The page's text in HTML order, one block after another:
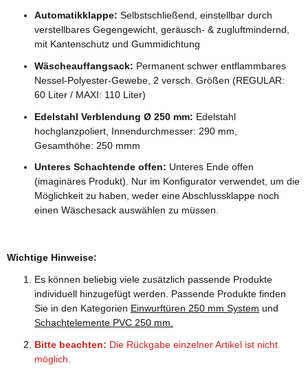
Automatikklappe: Selbstschließend, einstellbar durch
verstellbares Gegengewicht, geräusch- & zugluftmindernd,
mit Kantenschutz und Gummidichtung
Wäscheauffangsack: Permanent schwer entflammbares
Nessel-Polyester-Gewebe, 2 versch. Größen (REGULAR:
60 Liter / MAXI: 110 Liter)
Edelstahl Verblendung Ø 250 mm: Edelstahl
hochglanzpoliert, Innendurchmesser: 290 mm,
Gesamthöhe: 250 mmm
Unteres Schachtende offen: Unteres Ende offen
(imaginäres Produkt). Nur im Konfigurator verwendet, um die
Möglichkeit zu haben, weder eine Abschlussklappe noch
einen Wäschesack auswählen zu müssen.
Wichtige Hinweise:
Es können beliebig viele zusätzlich passende Produkte
individuell hinzugefügt werden. Passende Produkte finden
Sie in den Kategorien Einwurftüren 250 mm System und
Schachtelemente PVC 250 mm.
Bitte beachten: Die Rückgabe einzelner Artikel ist nicht
möglich.